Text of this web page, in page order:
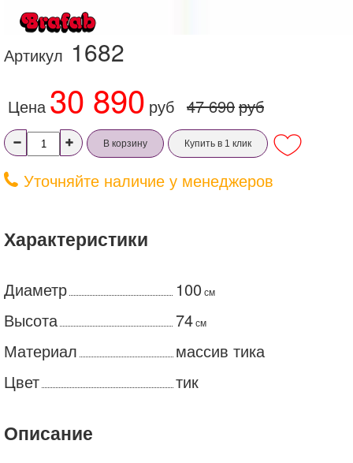
Артикул 1682
Цена 30 890 руб 47 690руб
В корзину Купить в 1 клик
Уточняйте наличие у менеджеров
Характеристики
Диаметр 100 см
Высота 74см
Материал
массив тика
Цвет
тик
Описание